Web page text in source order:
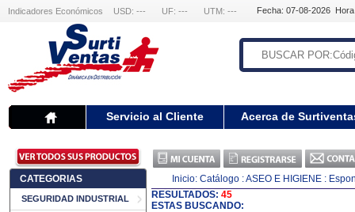
Indicadores Económicos USD: --- UF: --- UTM: --- Fecha: 07-08-2026
Servicio al Cliente Acerca de
CATEGORIAS
SEGURIDAD INDUSTRIAL
Inicio: Catálogo : ASEO E HIGIENE :
RESULTADOS: 45
ESTAS BUSCANDO: